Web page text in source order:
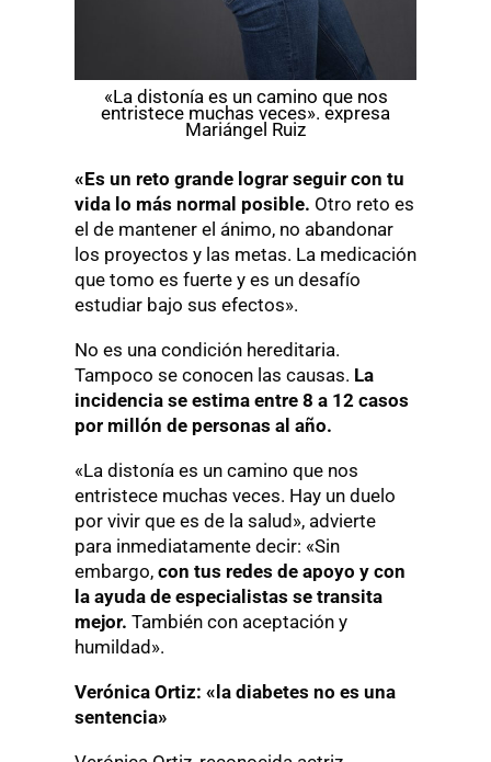
«La distonía es un camino que nos
entristece muchas veces». expresa
Mariángel Ruiz
«Es un reto grande lograr seguir con tu
vida lo más normal posible. Otro reto es
el de mantener el ánimo, no abandonar
los proyectos y las metas. La medicación
que tomo es fuerte y es un desafío
estudiar bajo sus efectos».
No es una condición hereditaria.
Tampoco se conocen las causas. La
incidencia se estima entre 8 a 12 casos
por millón de personas al año.
«La distonía es un camino que nos
entristece muchas veces. Hay un duelo
por vivir que es de la salud», advierte
para inmediatamente decir: «Sin
embargo, con tus redes de apoyo y con
la ayuda de especialistas se transita
mejor. También con aceptación y
humildad».
Verónica Ortiz: «la diabetes no es una
sentencia»